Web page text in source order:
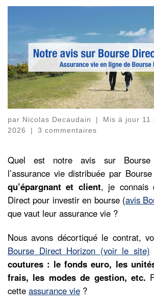
par Nicolas Decaudain | Mis à jour 11
2026
| 3 commentaires
Quel est notre avis sur Bourse
l’assurance vie distribuée par
qu’épargnant et client, je connais
Direct pour investir en bourse (avis
que vaut leur assurance vie ?
Nous avons décortiqué le contrat,
Bourse Direct Horizon (voir le site)
coutures : le fonds euro, les
frais, les modes de gestion, etc.
cette assurance vie ?